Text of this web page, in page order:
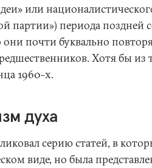
или
партии») периода поздней
почти буквально
Хотя бы из
1960-х.
духа
серию статей, в
виде, но была